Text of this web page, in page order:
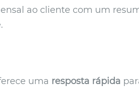
ao cliente com um
uma resposta rápida